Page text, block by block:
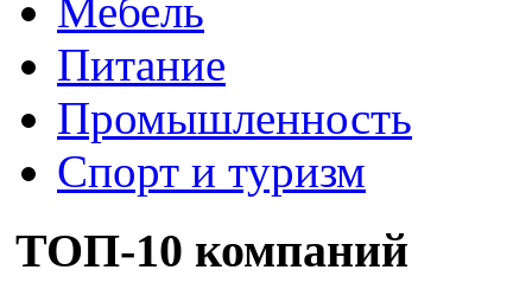
Мебель
Питание
Промышленность
Спорт и туризм
ТОП-10 компаний